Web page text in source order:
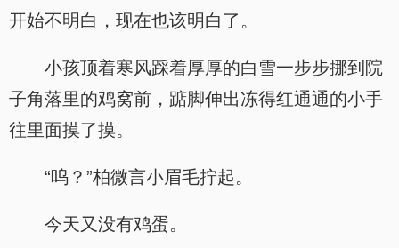
开始不明白，现在也该明白了。
小孩顶着寒风踩着厚厚的白雪一步步挪到院
子角落里的鸡窝前，踮脚伸出冻得红通通的小手
往里面摸了摸。
“呜？”柏微言小眉毛拧起。
今天又没有鸡蛋。